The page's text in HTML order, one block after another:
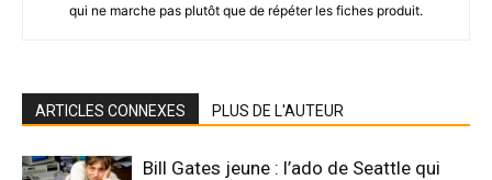
qui ne marche pas plutôt que de répéter les fiches produit.
ARTICLES CONNEXES PLUS DE L'AUTEUR
Bill Gates jeune : l’ado de Seattle qui